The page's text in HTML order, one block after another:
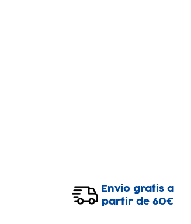
Envío gratis a
partir de 60€